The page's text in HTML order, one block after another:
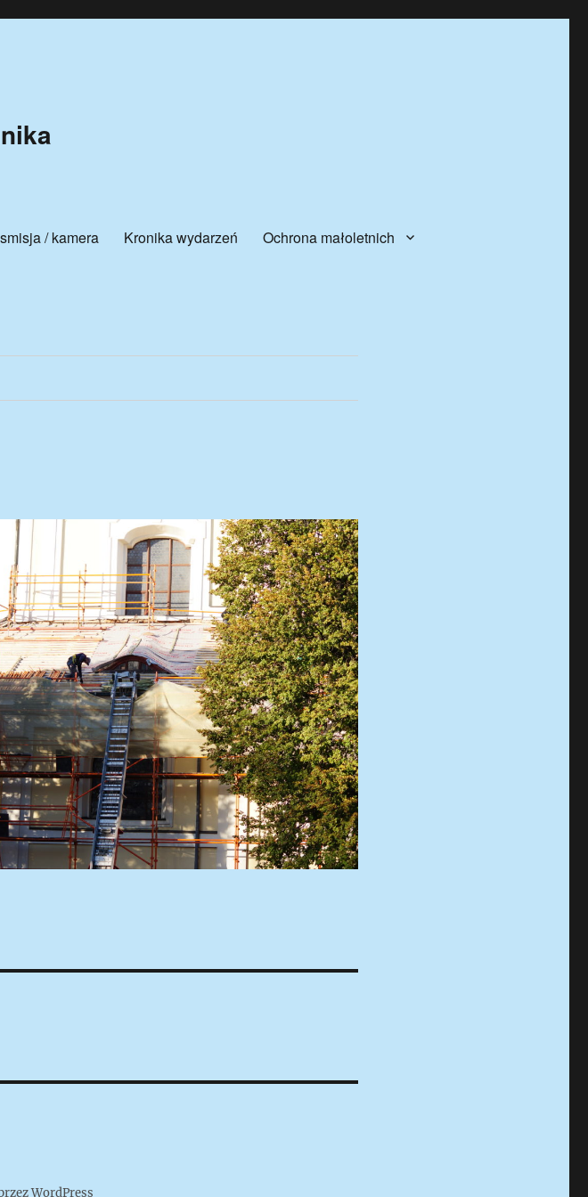
/ kamera Kronika wydarzeń Ochrona małoletnich
WordPress